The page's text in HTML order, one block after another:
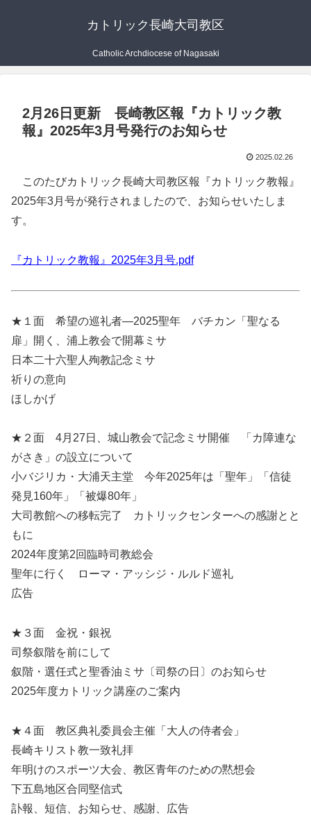
カトリック長崎大司教区
Catholic Archdiocese of Nagasaki
2月26日更新 長崎教区報『カトリック教
報』2025年3月号発行のお知らせ
2025.02.26
このたびカトリック長崎大司教区報『カトリック教報』
2025年3月号が発行されましたので、お知らせいたしま
す。
『カトリック教報』2025年3月号.pdf
★１面 希望の巡礼者―2025聖年 バチカン「聖なる
扉」開く、浦上教会で開幕ミサ
日本二十六聖人殉教記念ミサ
祈りの意向
ほしかげ
★２面 4月27日、城山教会で記念ミサ開催 「カ障連な
がさき」の設立について
小バジリカ・大浦天主堂 今年2025年は「聖年」「信徒
発見160年」「被爆80年」
大司教館への移転完了 カトリックセンターへの感謝とと
もに
2024年度第2回臨時司教総会
聖年に行く ローマ・アッシジ・ルルド巡礼
広告
★３面 金祝・銀祝
司祭叙階を前にして
叙階・選任式と聖香油ミサ〔司祭の日〕のお知らせ
2025年度カトリック講座のご案内
★４面 教区典礼委員会主催「大人の侍者会」
長崎キリスト教一致礼拝
年明けのスポーツ大会、教区青年のための黙想会
下五島地区合同堅信式
訃報、短信、お知らせ、感謝、広告